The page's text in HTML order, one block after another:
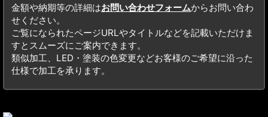
金額や納期等の詳細はお問い合わせフォームからお問い合わ
せください。
ご覧になられたページURLやタイトルなどを記載いただけま
すとスムーズにご案内できます。
類似加工、LED・塗装の色変更などお客様のご希望に沿った
仕様で加工を承ります。